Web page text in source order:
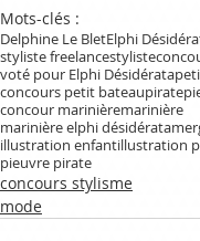
Mots-clés :
Delphine Le BletElphi
styliste freelancestyliste
voté pour Elphi Désidérata
concours petit bateaupirate
concour marinièremarinière
marinière elphi désidératamer
illustration enfantillustration
pieuvre pirate
concours stylisme
mode